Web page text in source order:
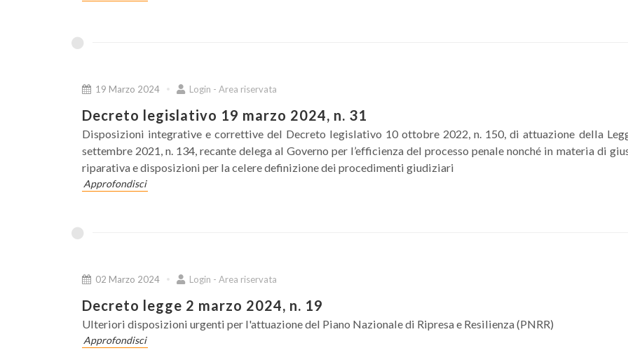
19 Marzo 2024 Login - Area riservata
Decreto legislativo 19 marzo 2024, n. 31
Disposizioni integrative e correttive del Decreto legislativo 10 ottobre 2022, n. 150, di attuazione della
settembre 2021, n. 134, recante delega al Governo per l’efficienza del processo penale nonché in materia di
riparativa e disposizioni per la celere definizione dei procedimenti giudiziari
Approfondisci
02 Marzo 2024 Login - Area riservata
Decreto legge 2 marzo 2024, n. 19
Ulteriori disposizioni urgenti per l'attuazione del Piano Nazionale di Ripresa e Resilienza (PNRR)
Approfondisci